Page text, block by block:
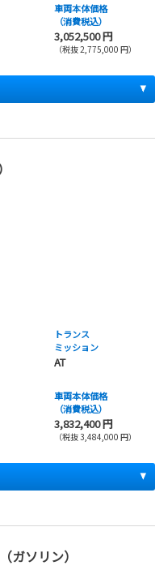
車両本体価格
（消費税込）
3,052,500 円
（税抜 2,775,000 円）
トランス
ミッション
AT
車両本体価格
（消費税込）
3,832,400 円
（税抜 3,484,000 円）
ガソリン）